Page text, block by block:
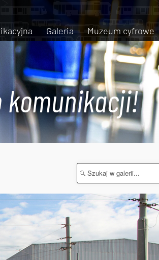
Galeria Muzeum cyfrowe
komunikacji!